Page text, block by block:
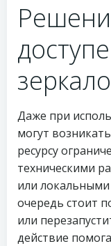
зеркало
Даже при
могут
ресурсу
техническими
или
очередь стоит
или
действие